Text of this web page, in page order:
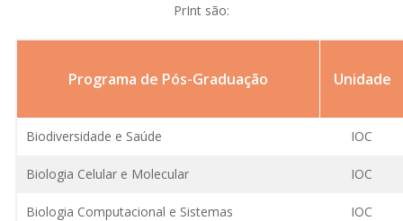
PrInt são:
Programa de Pós-Graduação Unidade
Biodiversidade e Saúde IOC
Biologia Celular e Molecular IOC
Biologia Computacional e Sistemas IOC